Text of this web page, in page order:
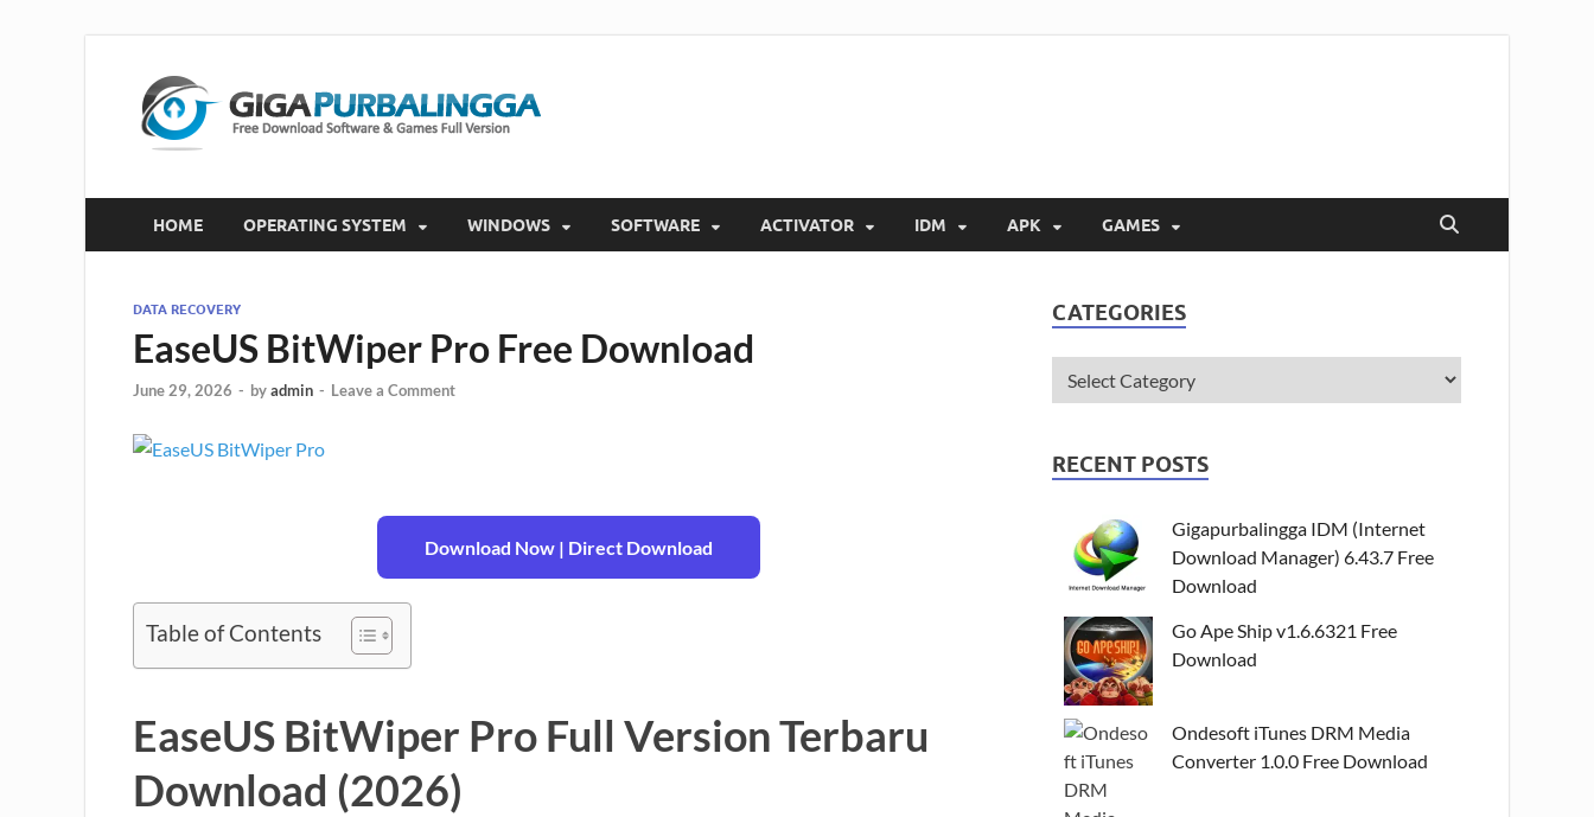
HOME OPERATING SYSTEM WINDOWS SOFTWARE ACTIVATOR IDM APK GAMES
DATA RECOVERY
EaseUS BitWiper Pro Free Download
June 29, 2026 - byadmin - Leave a Comment
Download Now | Direct Download
Table of Contents
EaseUS BitWiper Pro Full Version Terbaru
Download (2026)
CATEGORIES
RECENT POSTS
Gigapurbalingga IDM (Internet
Download Manager) 6.43.7 Free
Download
Go Ape Ship v1.6.6321 Free
Download
Ondesoft iTunes DRM Media
Converter 1.0.0 Free Download